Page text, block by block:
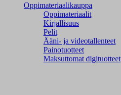
Oppimateriaalikauppa
Oppimateriaalit
Kirjallisuus
Pelit
Ääni- ja videotallenteet
Painotuotteet
Maksuttomat digituotteet